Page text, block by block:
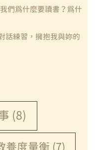
我們為什麼要讀書？為什
話練習，擁抱我與妳的
(8)
養度量衡 (7)